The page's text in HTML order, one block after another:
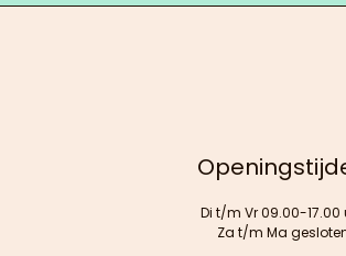
Di t/m Vr 09.00-17.00
Za t/m Ma